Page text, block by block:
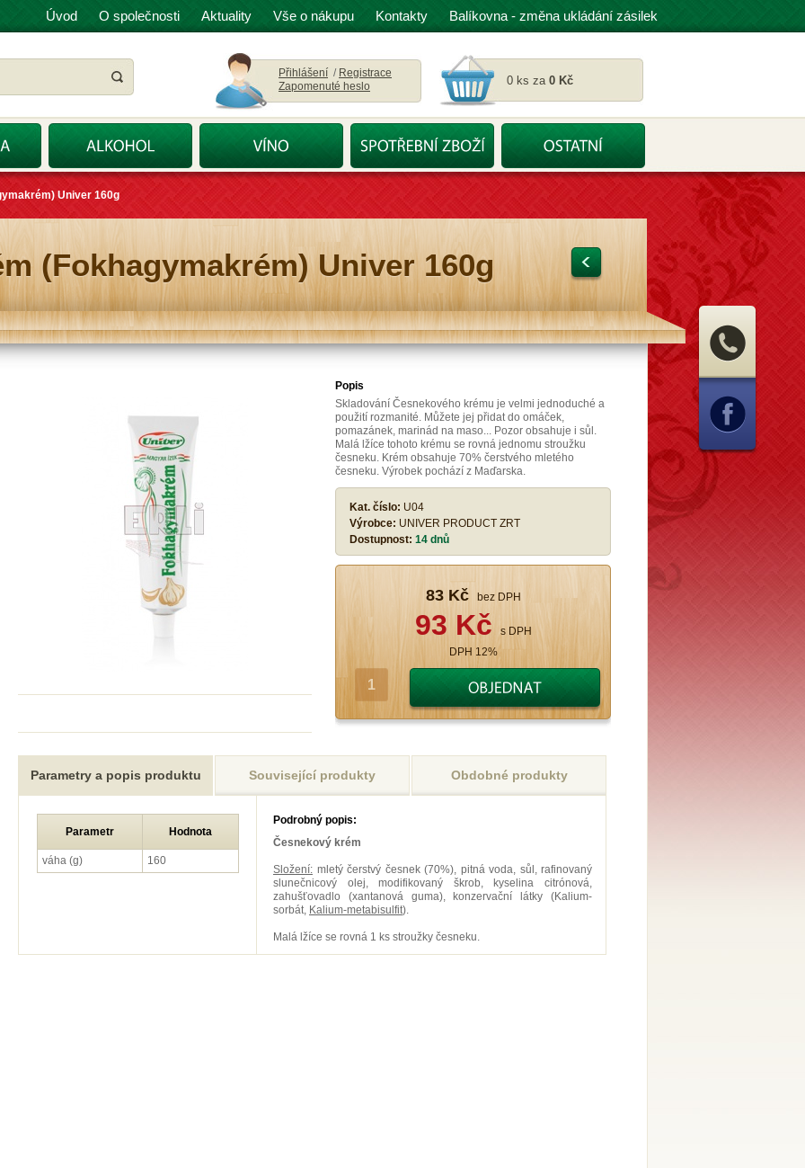
Úvod O společnosti Aktuality Vše o nákupu Kontakty Balíkovna - změna ukládání zásilek
Přihlášení / Registrace
Zapomenuté heslo
0 ks za 0 Kč
Univer 160g
(Fokhagymakrém) Univer 160g
Popis
Skladování Česnekového krému je velmi jednoduché a
použití rozmanité. Můžete jej přidat do omáček,
pomazánek, marinád na maso... Pozor obsahuje i sůl.
Malá lžíce tohoto krému se rovná jednomu stroužku
česneku. Krém obsahuje 70% čerstvého mletého
česneku. Výrobek pochází z Maďarska.
Kat. číslo: U04
Výrobce: UNIVER PRODUCT ZRT
Dostupnost: 14 dnů
83 Kč bez DPH
93 Kč s DPH
DPH 12%
Parametry a popis produktu Související produkty Obdobné produkty
Parametr Hodnota
váha (g) 160
Podrobný popis:
Česnekový krém
Složení: mletý čerstvý česnek (70%), pitná voda, sůl, rafinovaný
slunečnicový olej, modifikovaný škrob, kyselina citrónová,
zahušťovadlo (xantanová guma), konzervační látky (Kalium-
sorbát, Kalium-metabisulfit).
Malá lžíce se rovná 1 ks stroužky česneku.